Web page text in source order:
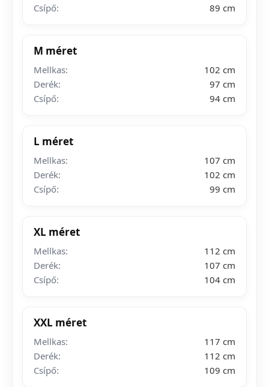
Csípő:
89 cm
M méret
Mellkas:
102 cm
Derék:
97 cm
Csípő:
94 cm
L méret
Mellkas:
107 cm
Derék:
102 cm
Csípő:
99 cm
XL méret
Mellkas:
112 cm
Derék:
107 cm
Csípő:
104 cm
XXL méret
Mellkas:
117 cm
Derék:
112 cm
Csípő:
109 cm